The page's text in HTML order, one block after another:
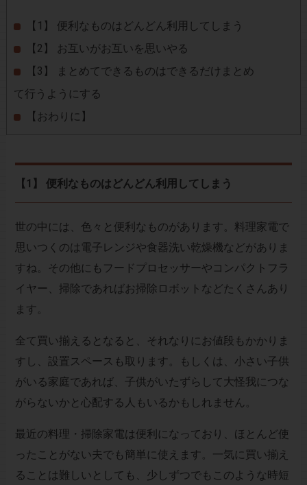
【1】 便利なものはどんどん利用してしまう
【2】 お互いがお互いを思いやる
【3】 まとめてできるものはできるだけまとめ
て行うようにする
【おわりに】
【1】 便利なものはどんどん利用してしまう
世の中には、色々と便利なものがあります。料理家電で
思いつくのは電子レンジや食器洗い乾燥機などがありま
すね。その他にもフードプロセッサーやコンパクトフラ
イヤー、掃除であればお掃除ロボットなどたくさんあり
ます。
全て買い揃えるとなると、それなりにお値段もかかりま
すし、設置スペースも取ります。もしくは、小さい子供
がいる家庭であれば、子供がいたずらして大怪我につな
がらないかと心配する人もいるかもしれません。
最近の料理・掃除家電は便利になっており、ほとんど使
ったことがない夫でも簡単に使えます。一気に買い揃え
ることは難しいとしても、少しずつでもこのような時短